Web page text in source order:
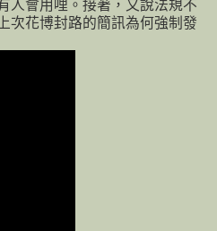
人會用哩。接著，又說法規不
次花博封路的簡訊為何強制發